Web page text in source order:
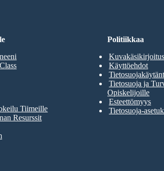
Tiimeille
Resurssit
Politiikkaa
Käyttöehdot
Tietosuoja ja
Opiskelijoille
Esteettömyys
Tietosuoja-